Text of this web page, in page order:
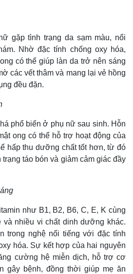
Multimedia
Video
Ảnh
E-Magazine
gặp tình trạng da sạm màu, nổi
Nhờ đặc tính chống oxy hóa,
có thể giúp làn da trở nên sáng
các vết thâm và mang lại vẻ hồng
đều đặn.
phổ biến ở phụ nữ sau sinh. Hỗn
ong có thể hỗ trợ hoạt động của
hấp thu dưỡng chất tốt hơn, từ đó
táo bón và giảm cảm giác đầy
như B1, B2, B6, C, E, K cùng
và nhiều vi chất dinh dưỡng khác.
trong nghệ nổi tiếng với đặc tính
hóa. Sự kết hợp của hai nguyên
cường hệ miễn dịch, hỗ trợ cơ
gây bệnh, đồng thời giúp mẹ ăn